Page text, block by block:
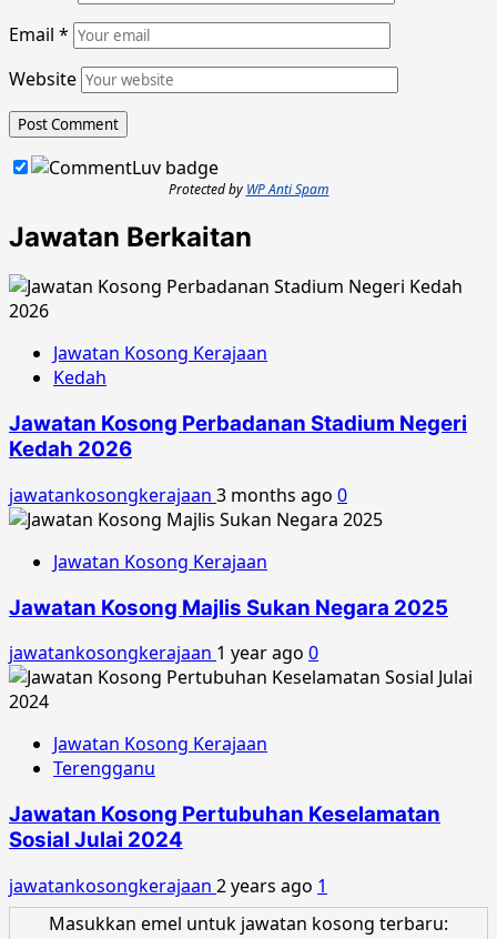
Email *
Website
Protected by WP Anti Spam
Jawatan Berkaitan
Jawatan Kosong Kerajaan
Kedah
Jawatan Kosong Perbadanan Stadium Negeri
Kedah 2026
jawatankosongkerajaan 3 months ago 0
Jawatan Kosong Kerajaan
Jawatan Kosong Majlis Sukan Negara 2025
jawatankosongkerajaan 1 year ago 0
Jawatan Kosong Kerajaan
Terengganu
Jawatan Kosong Pertubuhan Keselamatan
Sosial Julai 2024
jawatankosongkerajaan 2 years ago 1
Masukkan emel untuk jawatan kosong terbaru: